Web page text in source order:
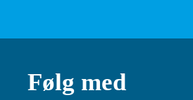
Følg med